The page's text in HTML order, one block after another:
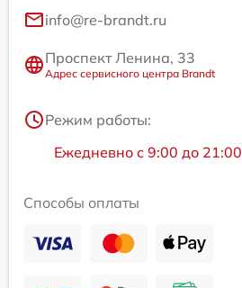
info@re-brandt.ru
Проспект Ленина, 33
Адрес сервисного центра Brandt
Режим работы:
Ежедневно с 9:00 до 21:00
Способы оплаты